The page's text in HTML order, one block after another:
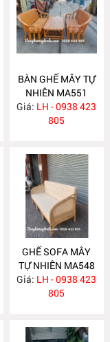
BÀN GHẾ MÂY TỰ
NHIÊN MA551
Giá: LH - 0938 423
805
GHẾ SOFA MÂY
TỰ NHIÊN MA548
Giá: LH - 0938 423
805